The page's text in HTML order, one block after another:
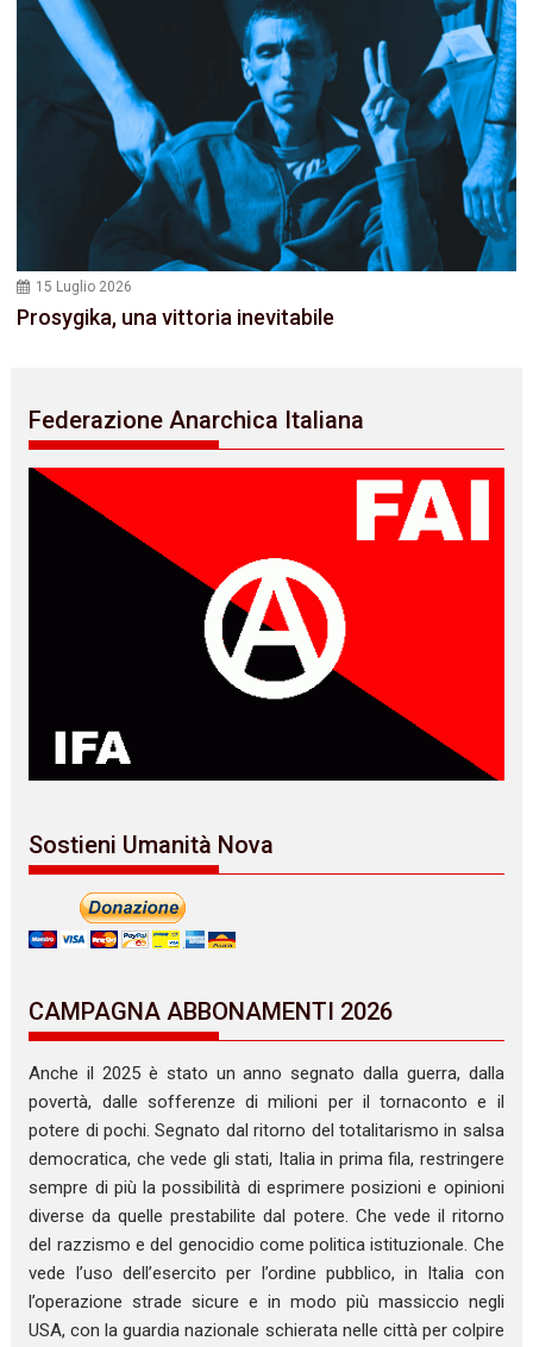
15 Luglio 2026
Prosygika, una vittoria inevitabile
Federazione Anarchica Italiana
Sostieni Umanità Nova
CAMPAGNA ABBONAMENTI 2026
Anche il 2025 è stato un anno segnato dalla guerra, dalla
povertà, dalle sofferenze di milioni per il tornaconto e il
potere di pochi. Segnato dal ritorno del totalitarismo in salsa
democratica, che vede gli stati, Italia in prima fila, restringere
sempre di più la possibilità di esprimere posizioni e opinioni
diverse da quelle prestabilite dal potere. Che vede il ritorno
del razzismo e del genocidio come politica istituzionale. Che
vede l’uso dell’esercito per l’ordine pubblico, in Italia con
l’operazione strade sicure e in modo più massiccio negli
USA, con la guardia nazionale schierata nelle città per colpire